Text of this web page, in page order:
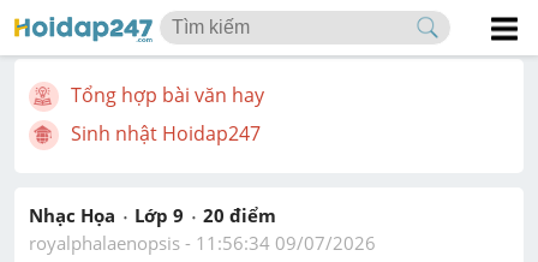
Tổng hợp bài văn hay
Sinh nhật Hoidap247
Nhạc Họa Lớp 9 20 điểm
royalphalaenopsis - 11:56:34 09/07/2026